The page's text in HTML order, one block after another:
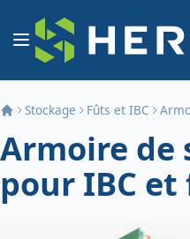
Aller au contenu
Affichage navigation
Stockage Fûts et IBC
Armoire de
pour IBC